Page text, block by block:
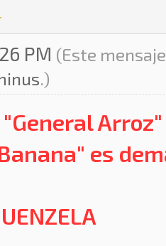
PM (Este
.)
es